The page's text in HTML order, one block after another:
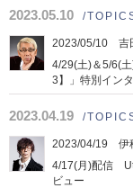
2023.05.10 /
2023/05/10
4/29(土)＆5/6(
3】」特別イン
2023.04.19 /
2023/04/19
4/17(月)配信
ビュー